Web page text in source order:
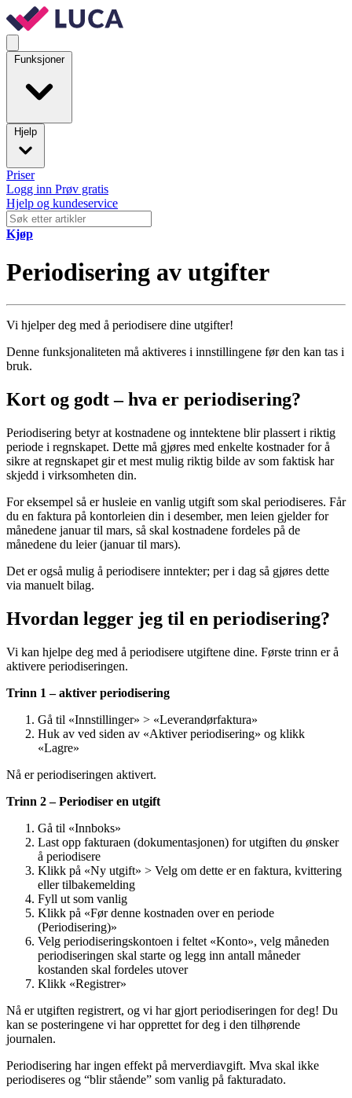
Funksjoner
Hjelp
Priser
Logg inn Prøv gratis
Hjelp og kundeservice
Kjøp
Periodisering av utgifter
Vi hjelper deg med å periodisere dine utgifter!
Denne funksjonaliteten må aktiveres i innstillingene før den kan tas i
bruk.
Kort og godt – hva er periodisering?
Periodisering betyr at kostnadene og inntektene blir plassert i riktig
periode i regnskapet. Dette må gjøres med enkelte kostnader for å
sikre at regnskapet gir et mest mulig riktig bilde av som faktisk har
skjedd i virksomheten din.
For eksempel så er husleie en vanlig utgift som skal periodiseres. Får
du en faktura på kontorleien din i desember, men leien gjelder for
månedene januar til mars, så skal kostnadene fordeles på de
månedene du leier (januar til mars).
Det er også mulig å periodisere inntekter; per i dag så gjøres dette
via manuelt bilag.
Hvordan legger jeg til en periodisering?
Vi kan hjelpe deg med å periodisere utgiftene dine. Første trinn er å
aktivere periodiseringen.
Trinn 1 – aktiver periodisering
Gå til «Innstillinger» > «Leverandørfaktura»
Huk av ved siden av «Aktiver periodisering» og klikk
«Lagre»
Nå er periodiseringen aktivert.
Trinn 2 – Periodiser en utgift
Gå til «Innboks»
Last opp fakturaen (dokumentasjonen) for utgiften du ønsker
å periodisere
Klikk på «Ny utgift» > Velg om dette er en faktura, kvittering
eller tilbakemelding
Fyll ut som vanlig
Klikk på «Før denne kostnaden over en periode
(Periodisering)»
Velg periodiseringskontoen i feltet «Konto», velg måneden
periodiseringen skal starte og legg inn antall måneder
kostanden skal fordeles utover
Klikk «Registrer»
Nå er utgiften registrert, og vi har gjort periodiseringen for deg! Du
kan se posteringene vi har opprettet for deg i den tilhørende
journalen.
Periodisering har ingen effekt på merverdiavgift. Mva skal ikke
periodiseres og “blir stående” som vanlig på fakturadato.